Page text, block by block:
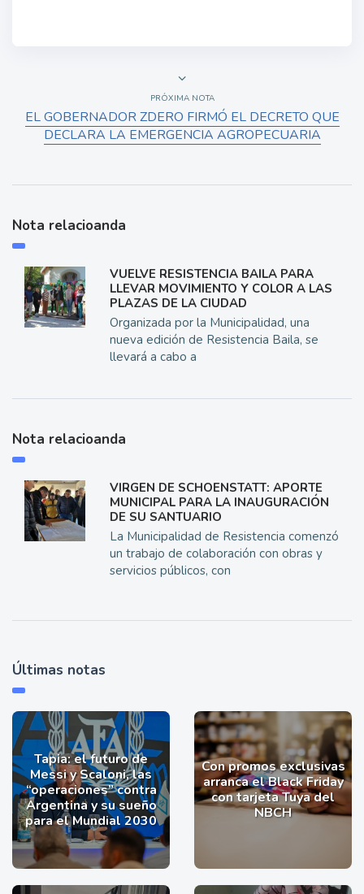
PRÓXIMA NOTA
EL GOBERNADOR ZDERO FIRMÓ EL DECRETO QUE
DECLARA LA EMERGENCIA AGROPECUARIA
Nota relacioanda
VUELVE RESISTENCIA BAILA PARA
LLEVAR MOVIMIENTO Y COLOR A LAS
PLAZAS DE LA CIUDAD
Organizada por la Municipalidad, una
nueva edición de Resistencia Baila, se
llevará a cabo a
Nota relacioanda
VIRGEN DE SCHOENSTATT: APORTE
MUNICIPAL PARA LA INAUGURACIÓN
DE SU SANTUARIO
La Municipalidad de Resistencia comenzó
un trabajo de colaboración con obras y
servicios públicos, con
Últimas notas
Tapia: el futuro de
Messi y Scaloni, las
“operaciones” contra
Argentina y su sueño
para el Mundial 2030
Con promos exclusivas
arranca el Black Friday
con tarjeta Tuya del
NBCH